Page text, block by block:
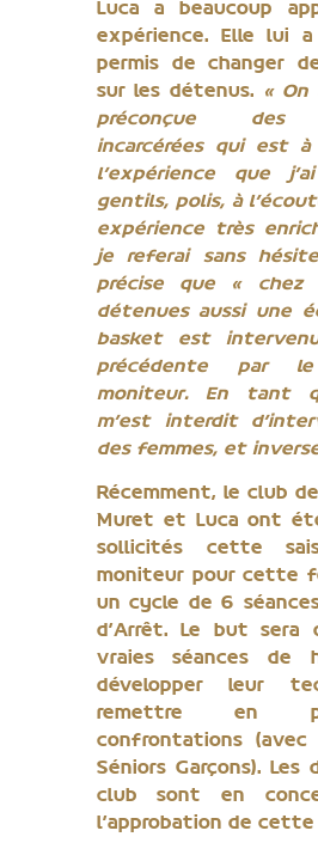
Luca a beaucoup
expérience. Elle lui
permis de changer
sur les détenus. « On
préconçue des
incarcérées qui est à
l’expérience que
gentils, polis, à
expérience très
je referai sans
précise que « chez
détenues aussi une
basket est
précédente par
moniteur. En tant
m’est interdit
des femmes, et
Récemment, le club
Muret et Luca ont
sollicités cette
moniteur pour cette
un cycle de 6
d’Arrêt. Le but sera
vraies séances de
développer leur
remettre en
confrontations (avec
Séniors Garçons). Les
club sont en
l’approbation de cette